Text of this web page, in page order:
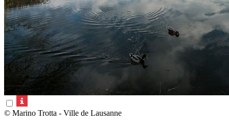
© Marino Trotta - Ville de Lausanne